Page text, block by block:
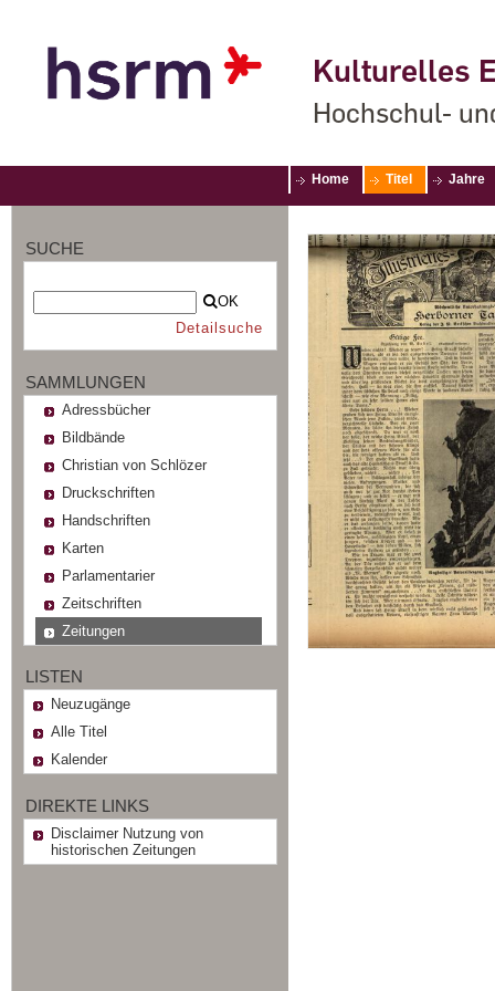
Kulturelles
Hochschul-
Home Titel Jahre
SUCHE
OK
Detailsuche
SAMMLUNGEN
Adressbücher
Bildbände
Christian von Schlözer
Druckschriften
Handschriften
Karten
Parlamentarier
Zeitschriften
Zeitungen
LISTEN
Neuzugänge
Alle Titel
Kalender
DIREKTE LINKS
Disclaimer Nutzung von
historischen Zeitungen